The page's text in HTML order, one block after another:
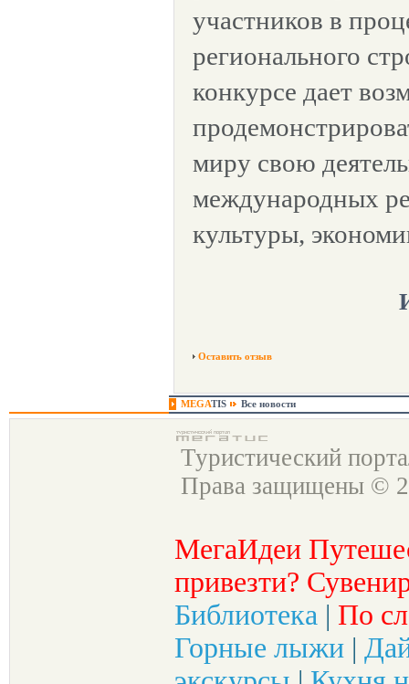
участников в
регионального
конкурсе дает
миру свою
международных
культуры,
Оставить отзыв
MEGATIS Все новости
Туристический
Права защищены ©
МегаИдеи
привезти?
Библиотека | По
Горные лыжи |